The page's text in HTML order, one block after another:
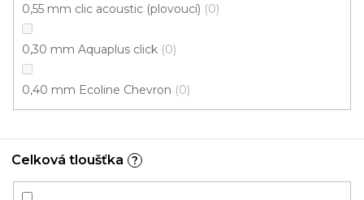
0,55 mm clic acoustic (plovoucí) 0
0,30 mm Aquaplus click 0
0,40 mm Ecoline Chevron 0
Celková tloušťka ?
Vinylová podlaha Tarko Dub Variant natur
od
674 Kč